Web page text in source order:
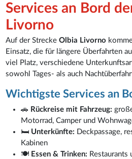
Services an Bord
Livorno
Auf der StreckeOlbia Livorno
Einsatz, die für längere Überfahrten
viel Platz, verschiedene
sowohl Tages- als auch
Wichtigste Services an
🚗 Rückreise mit Fahrzeug:
Motorrad, Camper und
🛏️ Unterkünfte: Deckpassage,
Kabinen
🍽️ Essen & Trinken: Restaurants